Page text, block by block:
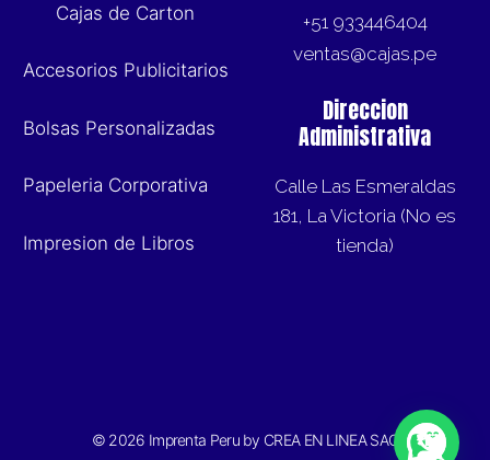
Cajas de Carton
Accesorios Publicitarios
Bolsas Personalizadas
Papeleria Corporativa
Impresion de Libros
+51 933446404
ventas@cajas.pe
Direccion
Administrativa
Calle Las Esmeraldas
181, La Victoria (No es
tienda)
© 2026 Imprenta Peru by CREA EN LINEA SAC